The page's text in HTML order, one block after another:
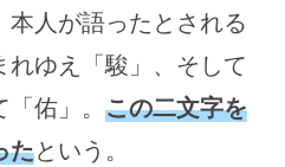
人が語ったとされる
ゆえ「駿」、そして
佑」。 この二文字を
たという。